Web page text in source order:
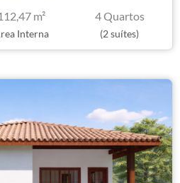
m²
Interna
4 Quartos
(2 suítes)